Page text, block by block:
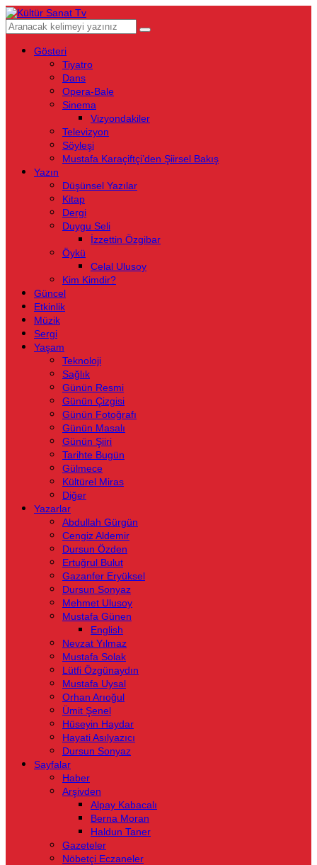
Gösteri
Tiyatro
Dans
Opera-Bale
Sinema
Vizyondakiler
Televizyon
Söyleşi
Mustafa Karaçiftçi’den Şiirsel Bakış
Yazın
Düşünsel Yazılar
Kitap
Dergi
Duygu Seli
İzzettin Özgibar
Öykü
Celal Ulusoy
Kim Kimdir?
Güncel
Etkinlik
Müzik
Sergi
Yaşam
Teknoloji
Sağlık
Günün Resmi
Günün Çizgisi
Günün Fotoğrafı
Günün Masalı
Günün Şiiri
Tarihte Bugün
Gülmece
Kültürel Miras
Diğer
Yazarlar
Abdullah Gürgün
Cengiz Aldemir
Dursun Özden
Ertuğrul Bulut
Gazanfer Eryüksel
Dursun Sonyaz
Mehmet Ulusoy
Mustafa Günen
English
Nevzat Yılmaz
Mustafa Solak
Lütfi Özgünaydın
Mustafa Uysal
Orhan Arıoğul
Ümit Şenel
Hüseyin Haydar
Hayati Asılyazıcı
Dursun Sonyaz
Sayfalar
Haber
Arşivden
Alpay Kabacalı
Berna Moran
Haldun Taner
Gazeteler
Nöbetçi Eczaneler